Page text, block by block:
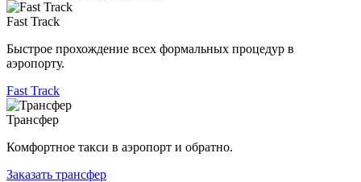
Fast Track
Быстрое прохождение всех формальных процедур в
аэропорту.
Fast Track
Трансфер
Комфортное такси в аэропорт и обратно.
Заказать трансфер